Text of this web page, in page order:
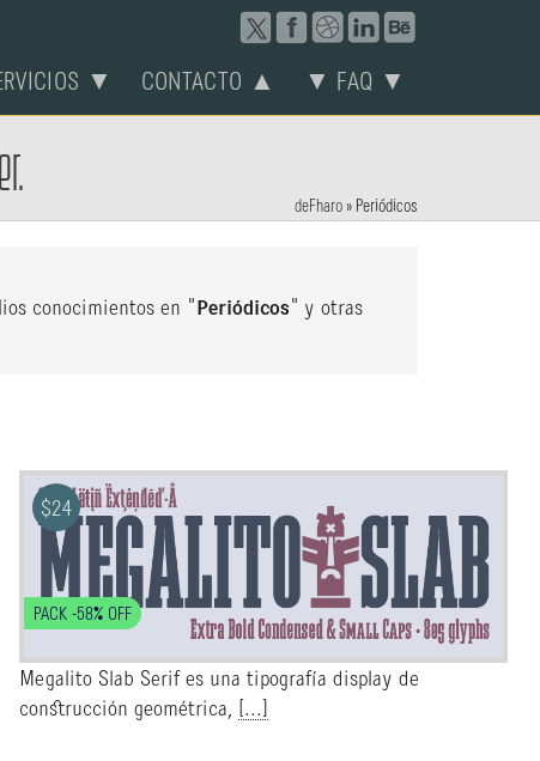
▼ CONTACTO ▲ ▼ FAQ ▼
deFharo » Periódicos
conocimientos en "Periódicos" y otras
$24
PACK -58% OFF
Megalito Slab Serif es una tipografía display de
construcción geométrica,
[...]